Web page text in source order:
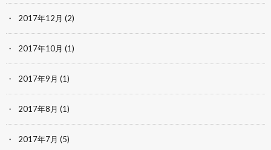
2017年12月 (2)
2017年10月 (1)
2017年9月 (1)
2017年8月 (1)
2017年7月 (5)